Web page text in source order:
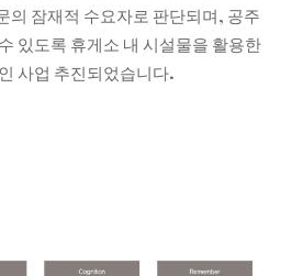
의 잠재적 수요자로 판단되며, 공주
있도록 휴게소 내 시설물을 활용한
사업 추진되었습니다.